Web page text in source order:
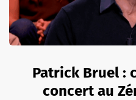
Patrick Bruel :
concert au